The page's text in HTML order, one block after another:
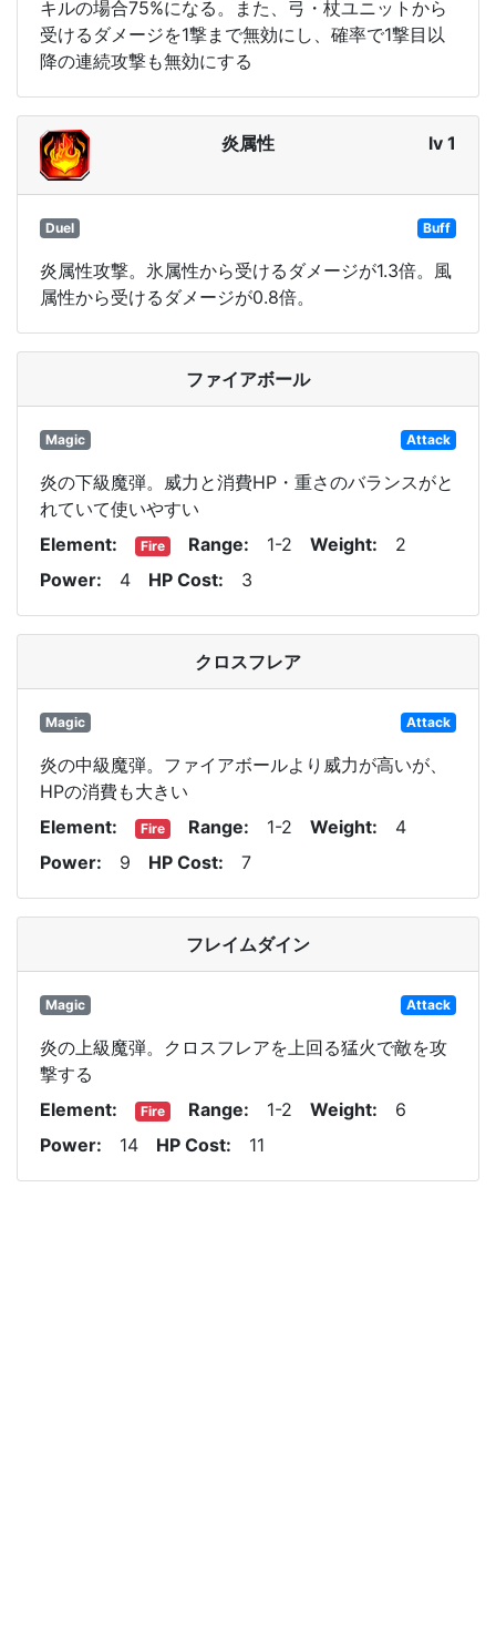
キルの場合75%になる。また、弓・杖ユニットから
受けるダメージを1撃まで無効にし、確率で1撃目以
降の連続攻撃も無効にする
炎属性 lv 1
Duel Buff
炎属性攻撃。氷属性から受けるダメージが1.3倍。風
属性から受けるダメージが0.8倍。
ファイアボール
Magic Attack
炎の下級魔弾。威力と消費HP・重さのバランスがと
れていて使いやすい
Element
Fire Range 1-2 Weight
2
Power
4 HP Cost 3
クロスフレア
Magic Attack
炎の中級魔弾。ファイアボールより威力が高いが、
HPの消費も大きい
Element
Fire Range 1-2 Weight
4
Power
9 HP Cost 7
フレイムダイン
Magic Attack
炎の上級魔弾。クロスフレアを上回る猛火で敵を攻
撃する
Element
Fire Range 1-2 Weight
6
Power
14 HP Cost 11